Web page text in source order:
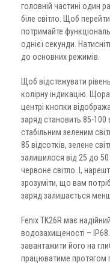
головній частині один
біле світло. Щоб
потримайте
однієї секунди.
до основних режимів.
Щоб відстежувати
колірну індикацію.
центрі кнопки
заряд становить 85-100
стабільним зеленим
85 відсотків, зелене
залишилося від 25 до 50
червоне світло. І,
зрозуміти, що вам
заряд залишається
Fenix TK26R має
водозахищеності –
завантажити його на
працюватиме протягом